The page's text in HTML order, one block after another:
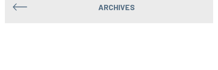
ARCHIVES